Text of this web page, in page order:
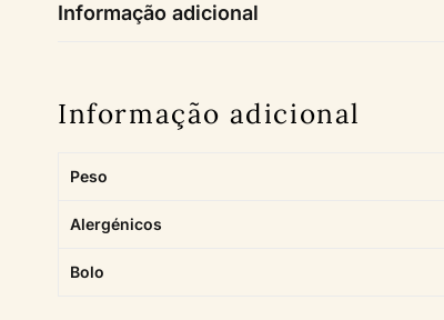
Informação adicional
Informação adicional
Peso
Alergénicos
Bolo